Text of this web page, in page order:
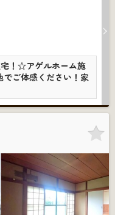
！☆アゲルホーム施
ご体感ください！家